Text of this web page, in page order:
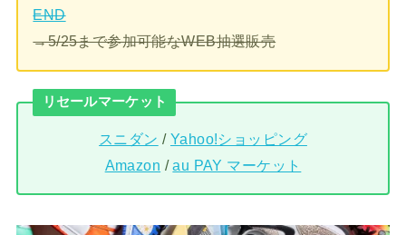
END
→5/25まで参加可能なWEB抽選販売
リセールマーケット
スニダン / Yahoo!ショッピング
Amazon /au PAY マーケット